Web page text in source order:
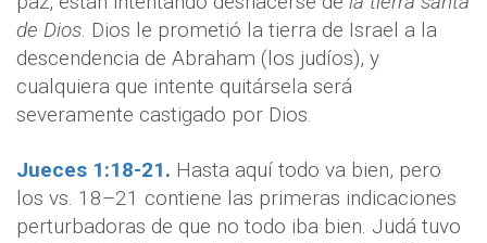
de Dios. Dios le prometió la tierra de Israel a la
descendencia de Abraham (los judíos), y
cualquiera que intente quitársela será
severamente castigado por Dios.
Jueces 1:18-21. Hasta aquí todo va bien, pero
los vs. 18–21 contiene las primeras indicaciones
perturbadoras de que no todo iba bien. Judá tuvo